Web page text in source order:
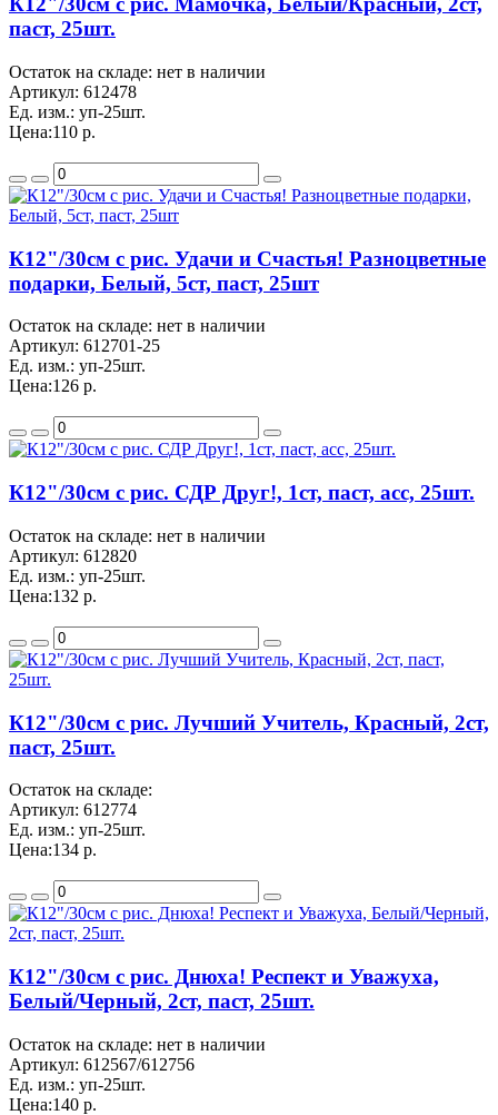
паст, 25шт.
Остаток на складе: нет в наличии
Артикул: 612478
Ед. изм.: уп-25шт.
Цена:110 р.
К12"/30см с рис. Удачи и Счастья! Разноцветные
подарки, Белый, 5ст, паст, 25шт
Остаток на складе: нет в наличии
Артикул: 612701-25
Ед. изм.: уп-25шт.
Цена:126 р.
К12"/30см с рис. СДР Друг!, 1ст, паст, асс, 25шт.
Остаток на складе: нет в наличии
Артикул: 612820
Ед. изм.: уп-25шт.
Цена:132 р.
К12"/30см с рис. Лучший Учитель, Красный, 2ст,
паст, 25шт.
Остаток на складе:
Артикул: 612774
Ед. изм.: уп-25шт.
Цена:134 р.
К12"/30см с рис. Днюха! Респект и Уважуха,
Белый/Черный, 2ст, паст, 25шт.
Остаток на складе: нет в наличии
Артикул: 612567/612756
Ед. изм.: уп-25шт.
Цена:140 р.